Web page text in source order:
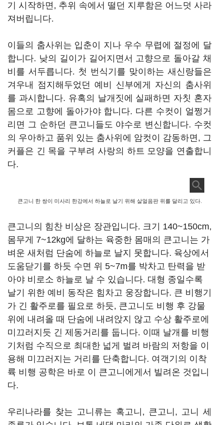
기 시작하면, 추위 속에서 떨던 지루함은 어느덧 사라
져버립니다.
이들의 춤사위는 입춘이 지나 우수 무렵에 절정에 달
합니다. 낮의 길이가 길어지면서 고향으로 돌아갈 채
비를 서두릅니다. 첫 번식기를 맞이하는 새신랑들은
겨우내 점지해두었던 예비 신부에게 자신의 춤사위
를 과시합니다. 유혹의 날개짓에 실패하면 자칫 혼자
몸으로 고향에 돌아가야 합니다. 다른 수컷이 얼쩡거
리면 그 순하던 큰고니들도 야수로 변신합니다. 수컷
의 우아하고 품위 있는 춤사위에 암컷이 감동하면, 그
커플은 긴 목을 구부려 사랑의 하트 모양을 연출합니
다.
큰고니 한 쌍이 미사리 한강에서 하늘로 날기 위해 살얼음판 위를 달리고 있다.
큰고니의 힘찬 비상은 장관입니다. 크기 140~150cm,
몸무게 7~12kg에 달하는 육중한 몸매의 큰고니는 가
벼운 새처럼 단숨에 하늘로 날지 못합니다. 육상에서
도움닫기를 하듯 수면 위 5~7m를 박차고 탄력을 받
아야 비로소 하늘로 날 수 있습니다. 대형 종일수록
날기 위한 예비 동작은 힘차고 웅장합니다. 큰 비행기
가 긴 활주로를 필요로 하듯, 큰고니도 비행 후 강물
위에 내려올 때 단숨에 내려앉지 않고 수상 활주로에
미끄러지듯 긴 제동거리를 둡니다. 이때 날개를 비행
기처럼 수직으로 최대한 넓게 벌려 바람의 저항을 이
용해 미끄러지는 거리를 단축합니다. 여객기의 이착
륙 비행 공학은 바로 이 큰고니에게서 빌려온 것입니
다.
우리나라를 찾는 고니류는 혹고니, 큰고니, 고니 세